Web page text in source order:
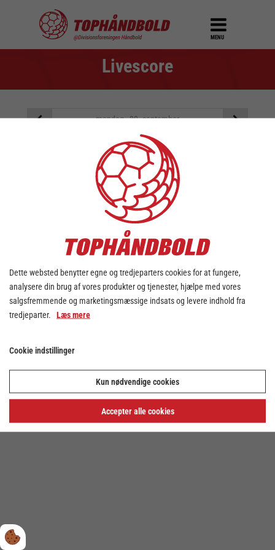
MENU
Livescore
mandag - 30. september
Der er ingen kampe på den
valgte dato
Brug dato vælgeren ovenover for at vælge en anden
Cookie indstillinger
Privatlivs- og cookiepolitik
Dette websted benytter egne og tredjeparters cookies for at fungere,
analysere din brug af vores produkter og tjenester, hjælpe med vores
salgsfremmende og marketingsmæssige indsats og levere indhold fra
tredjeparter. Læs mere
Cookie indstillinger
Kun nødvendige cookies
Accepter alle cookies